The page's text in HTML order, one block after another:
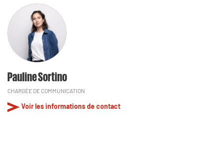
Pauline Sortino
CHARGÉE DE COMMUNICATION
Voir les informations de contact